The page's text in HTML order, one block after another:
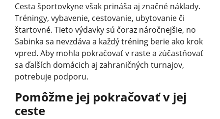
Cesta športovkyne však prináša aj značné náklady.
Tréningy, vybavenie, cestovanie, ubytovanie či
štartovné. Tieto výdavky sú čoraz náročnejšie, no
Sabinka sa nevzdáva a každý tréning berie ako krok
vpred. Aby mohla pokračovať v raste a zúčastňovať
sa ďalších domácich aj zahraničných turnajov,
potrebuje podporu.
Pomôžme jej pokračovať v jej
ceste